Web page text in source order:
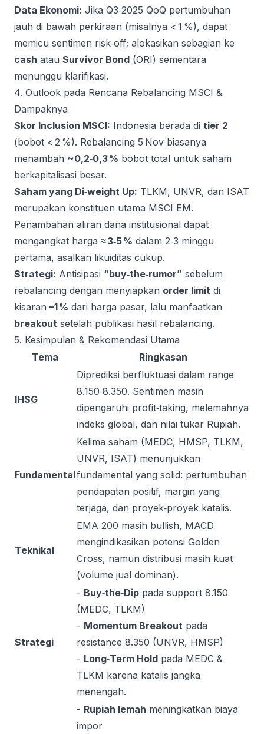
Data Ekonomi: Jika Q3‑2025 QoQ pertumbuhan
jauh di bawah perkiraan (misalnya < 1 %), dapat
memicu sentimen risk‑off; alokasikan sebagian ke
cash atau Survivor Bond (ORI) sementara
menunggu klarifikasi.
4. Outlook pada Rencana Rebalancing MSCI &
Dampaknya
Skor Inclusion MSCI: Indonesia berada di tier 2
(bobot < 2 %). Rebalancing 5 Nov biasanya
menambah ~0,2‑0,3 % bobot total untuk saham
berkapitalisasi besar.
Saham yang Di‑weight Up: TLKM, UNVR, dan ISAT
merupakan konstituen utama MSCI EM.
Penambahan aliran dana institusional dapat
mengangkat harga ≈ 3‑5 % dalam 2‑3 minggu
pertama, asalkan likuiditas cukup.
Strategi: Antisipasi “buy‑the‑rumor” sebelum
rebalancing dengan menyiapkan order limit di
kisaran –1 % dari harga pasar, lalu manfaatkan
breakout setelah publikasi hasil rebalancing.
5. Kesimpulan & Rekomendasi Utama
Tema
Ringkasan
IHSG
Diprediksi berfluktuasi dalam range
8.150‑8.350. Sentimen masih
dipengaruhi profit‑taking, melemahnya
indeks global, dan nilai tukar Rupiah.
Fundamental
Kelima saham (MEDC, HMSP, TLKM,
UNVR, ISAT) menunjukkan
fundamental yang solid: pertumbuhan
pendapatan positif, margin yang
terjaga, dan proyek‑proyek katalis.
Teknikal
EMA 200 masih bullish, MACD
mengindikasikan potensi Golden
Cross, namun distribusi masih kuat
(volume jual dominan).
Strategi
- Buy‑the‑Dip pada support 8.150
(MEDC, TLKM)
- Momentum Breakout pada
resistance 8.350 (UNVR, HMSP)
- Long‑Term Hold pada MEDC &
TLKM karena katalis jangka
menengah.
- Rupiah lemah meningkatkan biaya
impor